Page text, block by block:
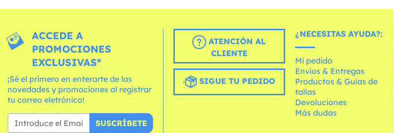
ACCEDE A
PROMOCIONES
EXCLUSIVAS*
¡Sé el primero en enterarte de las
novedades y promociones al registrar
tu correo eletrónico!
SUSCRÍBETE
ATENCIÓN AL
CLIENTE
SIGUE TU PEDIDO
¿NECESITAS AYUDA?:
Mi pedido
Envíos & Entregas
Productos & Guías de
tallas
Devoluciones
Más dudas